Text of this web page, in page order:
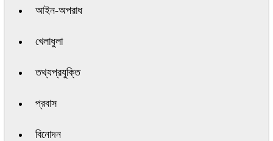
আইন-অপরাধ
খেলাধুলা
তথ্যপ্রযুক্তি
প্রবাস
বিনোদন